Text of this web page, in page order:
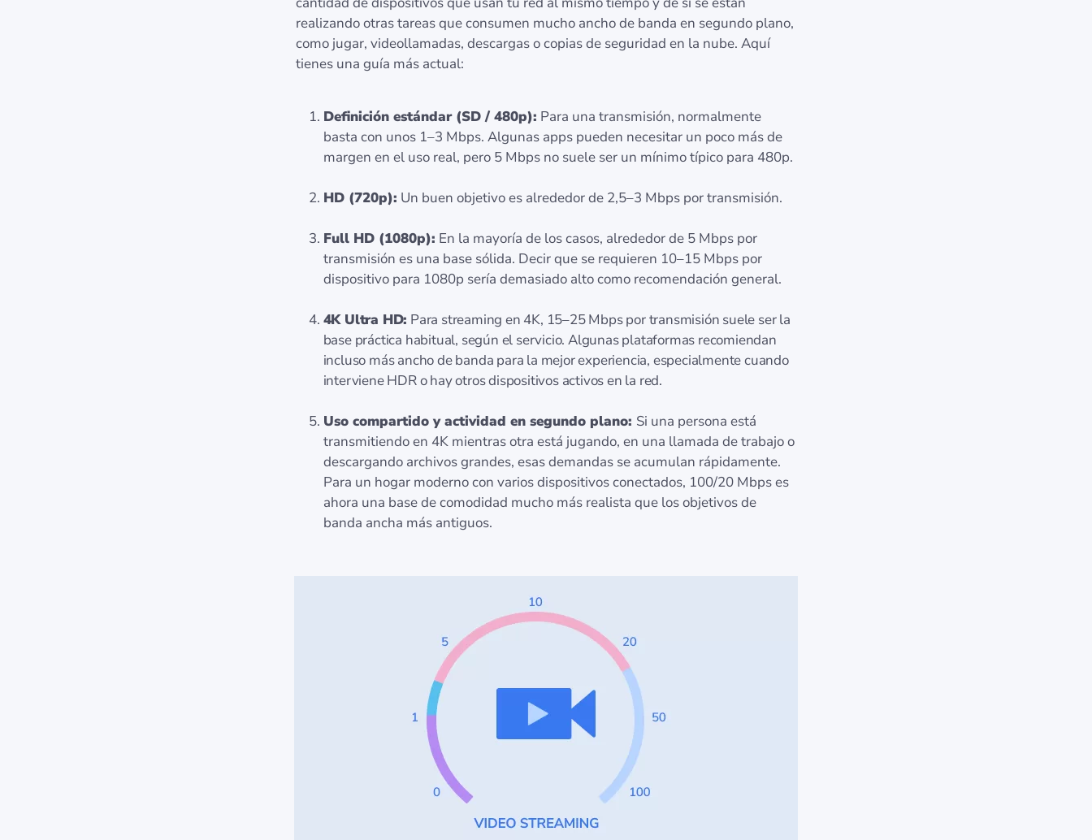
realizando otras tareas que consumen mucho ancho de banda en segundo plano,
como jugar, videollamadas, descargas o copias de seguridad en la nube. Aquí
tienes una guía más actual:
Definición estándar (SD / 480p): Para una transmisión, normalmente
basta con unos 1–3 Mbps. Algunas apps pueden necesitar un poco más de
margen en el uso real, pero 5 Mbps no suele ser un mínimo típico para 480p.
HD (720p): Un buen objetivo es alrededor de 2,5–3 Mbps por transmisión.
Full HD (1080p): En la mayoría de los casos, alrededor de 5 Mbps por
transmisión es una base sólida. Decir que se requieren 10–15 Mbps por
dispositivo para 1080p sería demasiado alto como recomendación general.
4K Ultra HD: Para streaming en 4K, 15–25 Mbps por transmisión suele ser la
base práctica habitual, según el servicio. Algunas plataformas recomiendan
incluso más ancho de banda para la mejor experiencia, especialmente cuando
interviene HDR o hay otros dispositivos activos en la red.
Uso compartido y actividad en segundo plano: Si una persona está
transmitiendo en 4K mientras otra está jugando, en una llamada de trabajo o
descargando archivos grandes, esas demandas se acumulan rápidamente.
Para un hogar moderno con varios dispositivos conectados, 100/20 Mbps es
ahora una base de comodidad mucho más realista que los objetivos de
banda ancha más antiguos.